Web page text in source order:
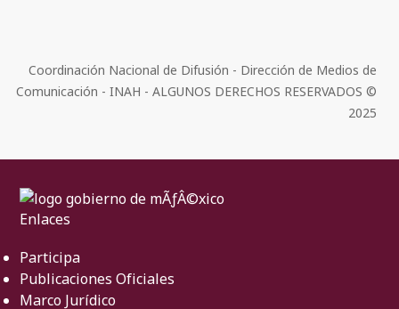
Coordinación Nacional de Difusión - Dirección de Medios de
Comunicación - INAH - ALGUNOS DERECHOS RESERVADOS ©
2025
Enlaces
Participa
Publicaciones Oficiales
Marco Jurídico